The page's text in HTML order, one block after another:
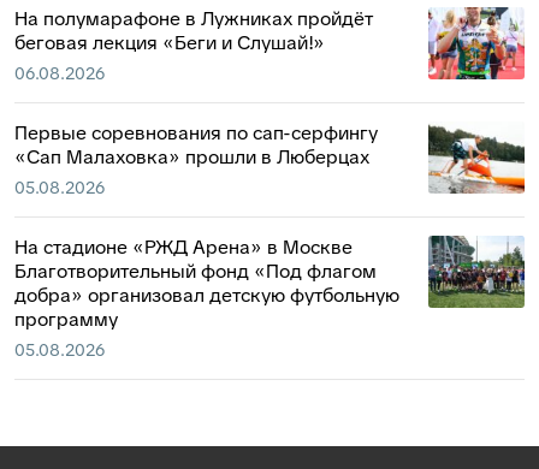
На полумарафоне в Лужниках пройдёт
беговая лекция «Беги и Слушай!»
06.08.2026
Первые соревнования по сап-серфингу
«Сап Малаховка» прошли в Люберцах
05.08.2026
На стадионе «РЖД Арена» в Москве
Благотворительный фонд «Под флагом
добра» организовал детскую футбольную
программу
05.08.2026